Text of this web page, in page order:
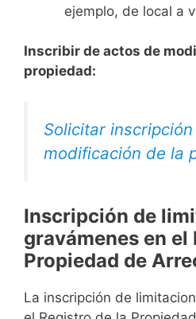
ejemplo, de local a
Inscribir de actos de
propiedad:
Solicitar
modificación de la
Inscripción de
gravámenes en el
Propiedad de
La inscripción de